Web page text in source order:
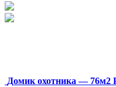
Домик охотника — 76м2